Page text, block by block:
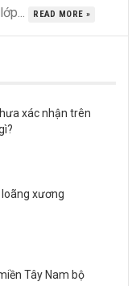
READ MORE »
xác nhận trên
xương
Tây Nam bộ